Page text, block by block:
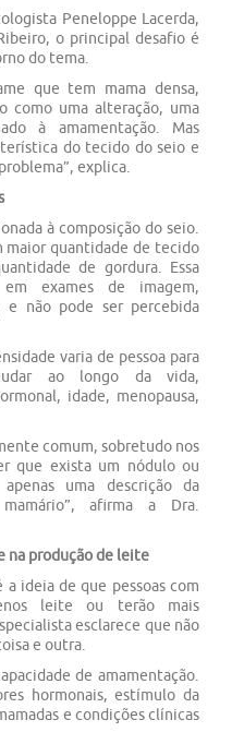
Peneloppe Lacerda,
o principal desafio é
do tema.
que tem mama densa,
como uma alteração, uma
à amamentação. Mas
do tecido do seio e
explica.
à composição do seio.
maior quantidade de tecido
de gordura. Essa
exames de imagem,
e não pode ser percebida
varia de pessoa para
ao longo da vida,
idade, menopausa,
comum, sobretudo nos
que exista um nódulo ou
uma descrição da
afirma a Dra.
na produção de leite
ideia de que pessoas com
leite ou terão mais
esclarece que não
e outra.
de amamentação.
hormonais, estímulo da
e condições clínicas